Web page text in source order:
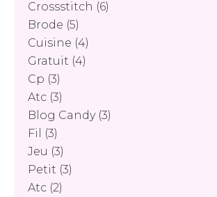
Crossstitch (6)
Brode (5)
Cuisine (4)
Gratuit (4)
Cp (3)
Atc (3)
Blog Candy(3)
Fil
(3)
Jeu (3)
Petit (3)
Atc (2)